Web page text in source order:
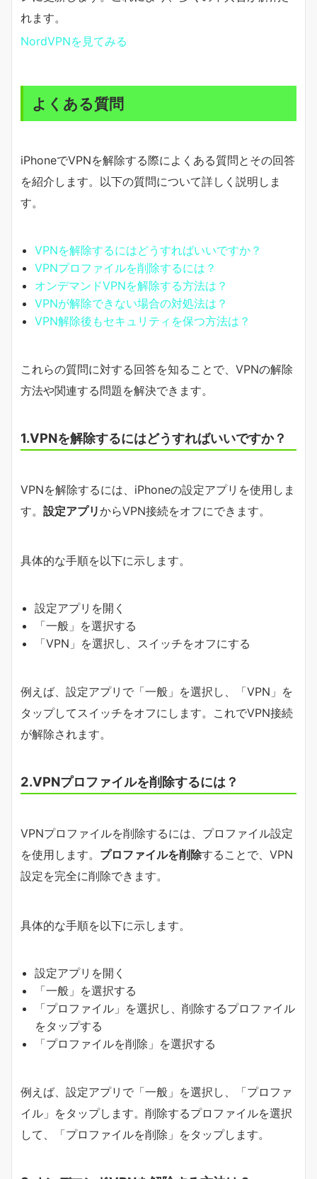
れます。
NordVPNを見てみる
よくある質問
iPhoneでVPNを解除する際によくある質問とその回答
を紹介します。以下の質問について詳しく説明しま
す。
VPNを解除するにはどうすればいいですか？
VPNプロファイルを削除するには？
オンデマンドVPNを解除する方法は？
VPNが解除できない場合の対処法は？
VPN解除後もセキュリティを保つ方法は？
これらの質問に対する回答を知ることで、VPNの解除
方法や関連する問題を解決できます。
1.VPNを解除するにはどうすればいいですか？
VPNを解除するには、iPhoneの設定アプリを使用しま
す。 設定アプリからVPN接続をオフにできます。
具体的な手順を以下に示します。
設定アプリを開く
「一般」を選択する
「VPN」を選択し、スイッチをオフにする
例えば、設定アプリで「一般」を選択し、「VPN」を
タップしてスイッチをオフにします。これでVPN接続
が解除されます。
2.VPNプロファイルを削除するには？
VPNプロファイルを削除するには、プロファイル設定
を使用します。 プロファイルを削除することで、VPN
設定を完全に削除できます。
具体的な手順を以下に示します。
設定アプリを開く
「一般」を選択する
「プロファイル」を選択し、削除するプロファイル
をタップする
「プロファイルを削除」を選択する
例えば、設定アプリで「一般」を選択し、「プロファ
イル」をタップします。削除するプロファイルを選択
して、「プロファイルを削除」をタップします。